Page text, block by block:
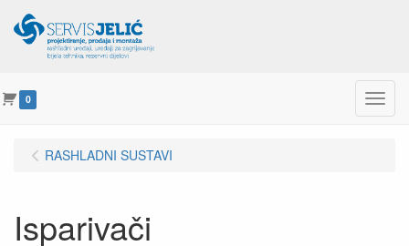
0 Menu
RASHLADNI SUSTAVI
Isparivači